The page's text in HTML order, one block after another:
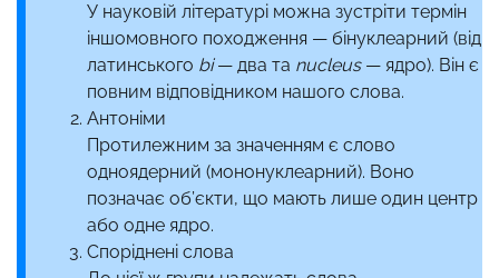
У науковій літературі можна зустріти термін
іншомовного походження — бінуклеарний (від
латинського bi— два та nucleus— ядро). Він є
повним відповідником нашого слова.
Антоніми
Протилежним за значенням є слово
одноядерний (мононуклеарний). Воно
позначає об’єкти, що мають лише один центр
або одне ядро.
Споріднені слова